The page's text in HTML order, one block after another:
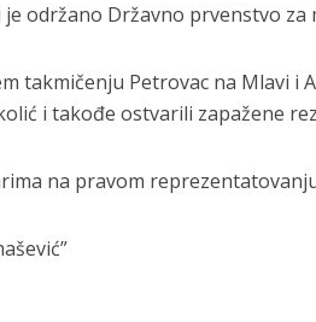
održano Državno prvenstvo
takmičenju Petrovac na Mlavi i
i takođe ostvarili zapažene
na pravom